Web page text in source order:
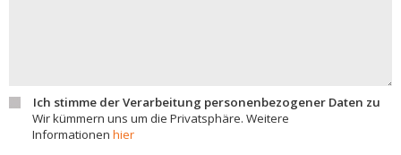
Ich stimme der Verarbeitung personenbezogener Daten zu
Wir kümmern uns um die Privatsphäre. Weitere
Informationen hier